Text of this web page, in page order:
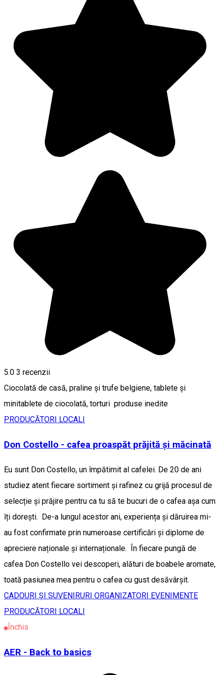
5.0 3 recenzii
Ciocolată de casă, praline și trufe belgiene, tablete și
minitablete de ciocolată, torturi produse inedite
PRODUCĂTORI LOCALI
Don Costello - cafea proaspăt prăjită și măcinată
Eu sunt Don Costello, un împătimit al cafelei. De 20 de ani
studiez atent fiecare sortiment și rafinez cu grijă procesul de
selecție și prăjire pentru ca tu să te bucuri de o cafea așa cum
îți dorești. De-a lungul acestor ani, experiența și dăruirea mi-
au fost confirmate prin numeroase certificări și diplome de
apreciere naționale și internaționale. În fiecare pungă de
cafea Don Costello vei descoperi, alături de boabele aromate,
toată pasiunea mea pentru o cafea cu gust desăvârșit.
CADOURI ȘI SUVENIRURI ORGANIZATORI EVENIMENTE
PRODUCĂTORI LOCALI
Închis
AER - Back to basics